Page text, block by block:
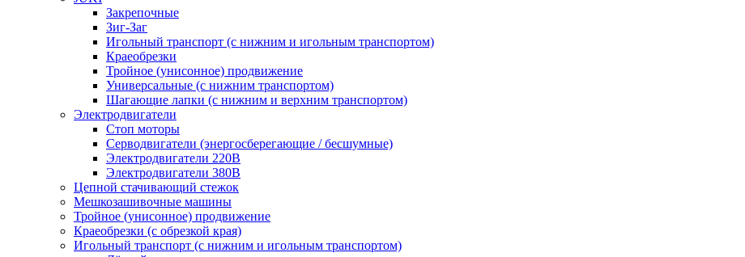
Закрепочные
Зиг-Заг
Игольный транспорт (с нижним и игольным транспортом)
Краеобрезки
Тройное (унисонное) продвижение
Универсальные (с нижним транспортом)
Шагающие лапки (с нижним и верхним транспортом)
Электродвигатели
Стоп моторы
Серводвигатели (энергосберегающие / бесшумные)
Электродвигатели 220В
Электродвигатели 380В
Цепной стачивающий стежок
Мешкозашивочные машины
Тройное (унисонное) продвижение
Краеобрезки (с обрезкой края)
Игольный транспорт (с нижним и игольным транспортом)